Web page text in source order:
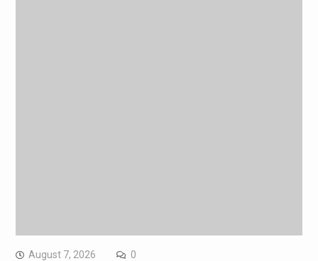
August 7, 2026 0